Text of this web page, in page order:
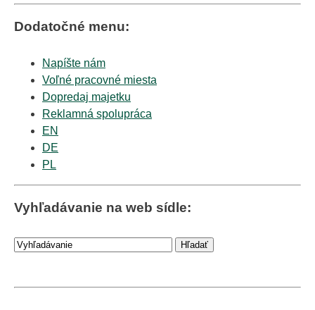
Dodatočné menu:
Napíšte nám
Voľné pracovné miesta
Dopredaj majetku
Reklamná spolupráca
EN
DE
PL
Vyhľadávanie na web sídle: